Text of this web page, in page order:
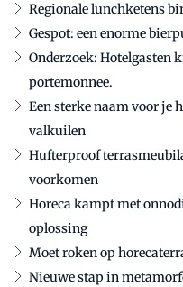
Regionale lunchketens
Gespot: een enorme
Onderzoek: Hotelgasten
portemonnee.
Een sterke naam voor je
valkuilen
Hufterproof
voorkomen
Horeca kampt met
oplossing
Moet roken op
Nieuwe stap in